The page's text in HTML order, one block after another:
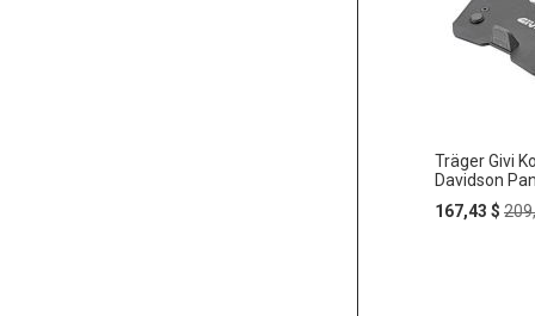
Träger Givi
Davidson
Special
167,43 $